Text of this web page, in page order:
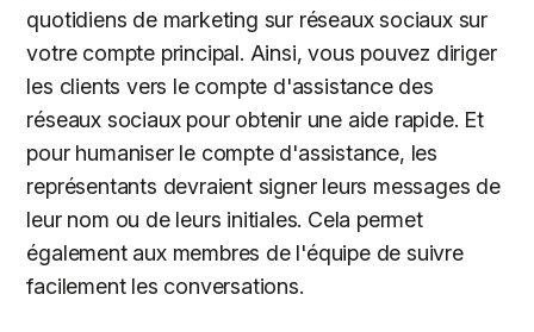
quotidiens de marketing sur réseaux sociaux sur
votre compte principal. Ainsi, vous pouvez diriger
les clients vers le compte d'assistance des
réseaux sociaux pour obtenir une aide rapide. Et
pour humaniser le compte d'assistance, les
représentants devraient signer leurs messages de
leur nom ou de leurs initiales. Cela permet
également aux membres de l'équipe de suivre
facilement les conversations.